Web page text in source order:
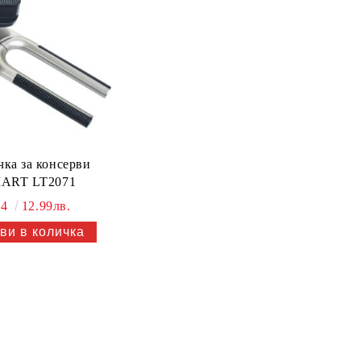
за консерви
LT2071
12.99лв.